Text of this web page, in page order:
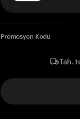
Promosyon Kodu
Tah.